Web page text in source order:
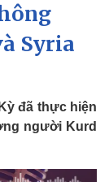
Syria
đã thực hiện
người Kurd